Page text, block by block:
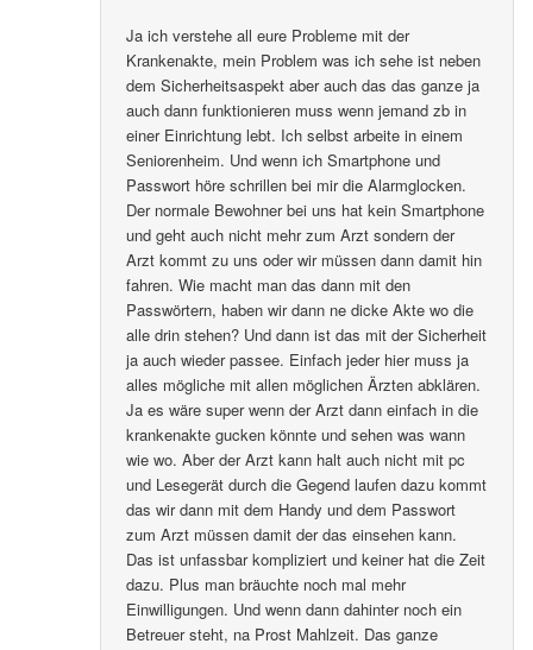
Ja ich verstehe all eure Probleme mit der
Krankenakte, mein Problem was ich sehe ist neben
dem Sicherheitsaspekt aber auch das das ganze ja
auch dann funktionieren muss wenn jemand zb in
einer Einrichtung lebt. Ich selbst arbeite in einem
Seniorenheim. Und wenn ich Smartphone und
Passwort höre schrillen bei mir die Alarmglocken.
Der normale Bewohner bei uns hat kein Smartphone
und geht auch nicht mehr zum Arzt sondern der
Arzt kommt zu uns oder wir müssen dann damit hin
fahren. Wie macht man das dann mit den
Passwörtern, haben wir dann ne dicke Akte wo die
alle drin stehen? Und dann ist das mit der Sicherheit
ja auch wieder passee. Einfach jeder hier muss ja
alles mögliche mit allen möglichen Ärzten abklären.
Ja es wäre super wenn der Arzt dann einfach in die
krankenakte gucken könnte und sehen was wann
wie wo. Aber der Arzt kann halt auch nicht mit pc
und Lesegerät durch die Gegend laufen dazu kommt
das wir dann mit dem Handy und dem Passwort
zum Arzt müssen damit der das einsehen kann.
Das ist unfassbar kompliziert und keiner hat die Zeit
dazu. Plus man bräuchte noch mal mehr
Einwilligungen. Und wenn dann dahinter noch ein
Betreuer steht, na Prost Mahlzeit. Das ganze